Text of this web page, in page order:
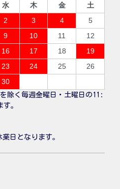
水 木 金
土
2 3 4
5
9 10 11
12
16 17 18
19
23 24 25
26
30
除く毎週金曜日・土曜日の11:
。
日となります。